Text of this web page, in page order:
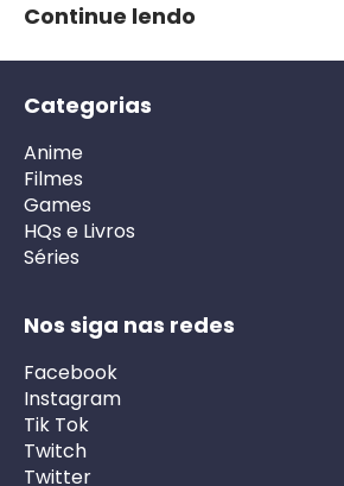
Continue lendo
Categorias
Anime
Filmes
Games
HQs e Livros
Séries
Nos siga nas redes
Facebook
Instagram
Tik Tok
Twitch
Twitter